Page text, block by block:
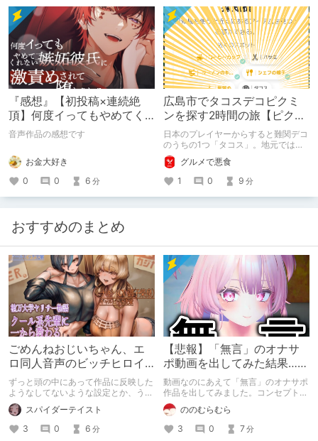
『感想』【初投稿×連続絶
頂】何度イってもやめてく
れない嫉妬彼氏に激責めさ
音声作品の感想です
お金大好き
0
0 6 分
広島市でタコスデコピクミ
ンを探す2時間の旅【ピクミ
ンブルーム / Pikmin
Bloom】
日本のプレイヤーからすると難関デコ
のうちの1つ「タコス」。地元では見
つけられなかった男が広島で探す旅を
お送りします。ねくすと5月のテーマ
「お出かけの記録」。
グルメで悪食
1
0 9 分
おすすめのまとめ
ごめんねおじいちゃん、エ
ロ同人音声のビッチヒロイ
ンに名前使って～過去作品
コンセプトを思い出そう～
ずっと頭の中にあって作品に反映した
ようなしてないような設定とか、うち
のヒロイン達の名づけの法則とかを頭
の中の映●研の金●さんに「そこにあ
っちゃいけねえんだよ」といわれたの
でとりあえず垂れ流します。
スパイダーテイスト
3
0 6 分
【悲報】「無言」のオナサ
ポ動画を出してみた結果……
動画なのにあえて「無言」のオナサポ
作品を出してみました。コンセプト通
りのものは作れたのですが、肝心の売
上がね……
ののむらむら
3
0 7分